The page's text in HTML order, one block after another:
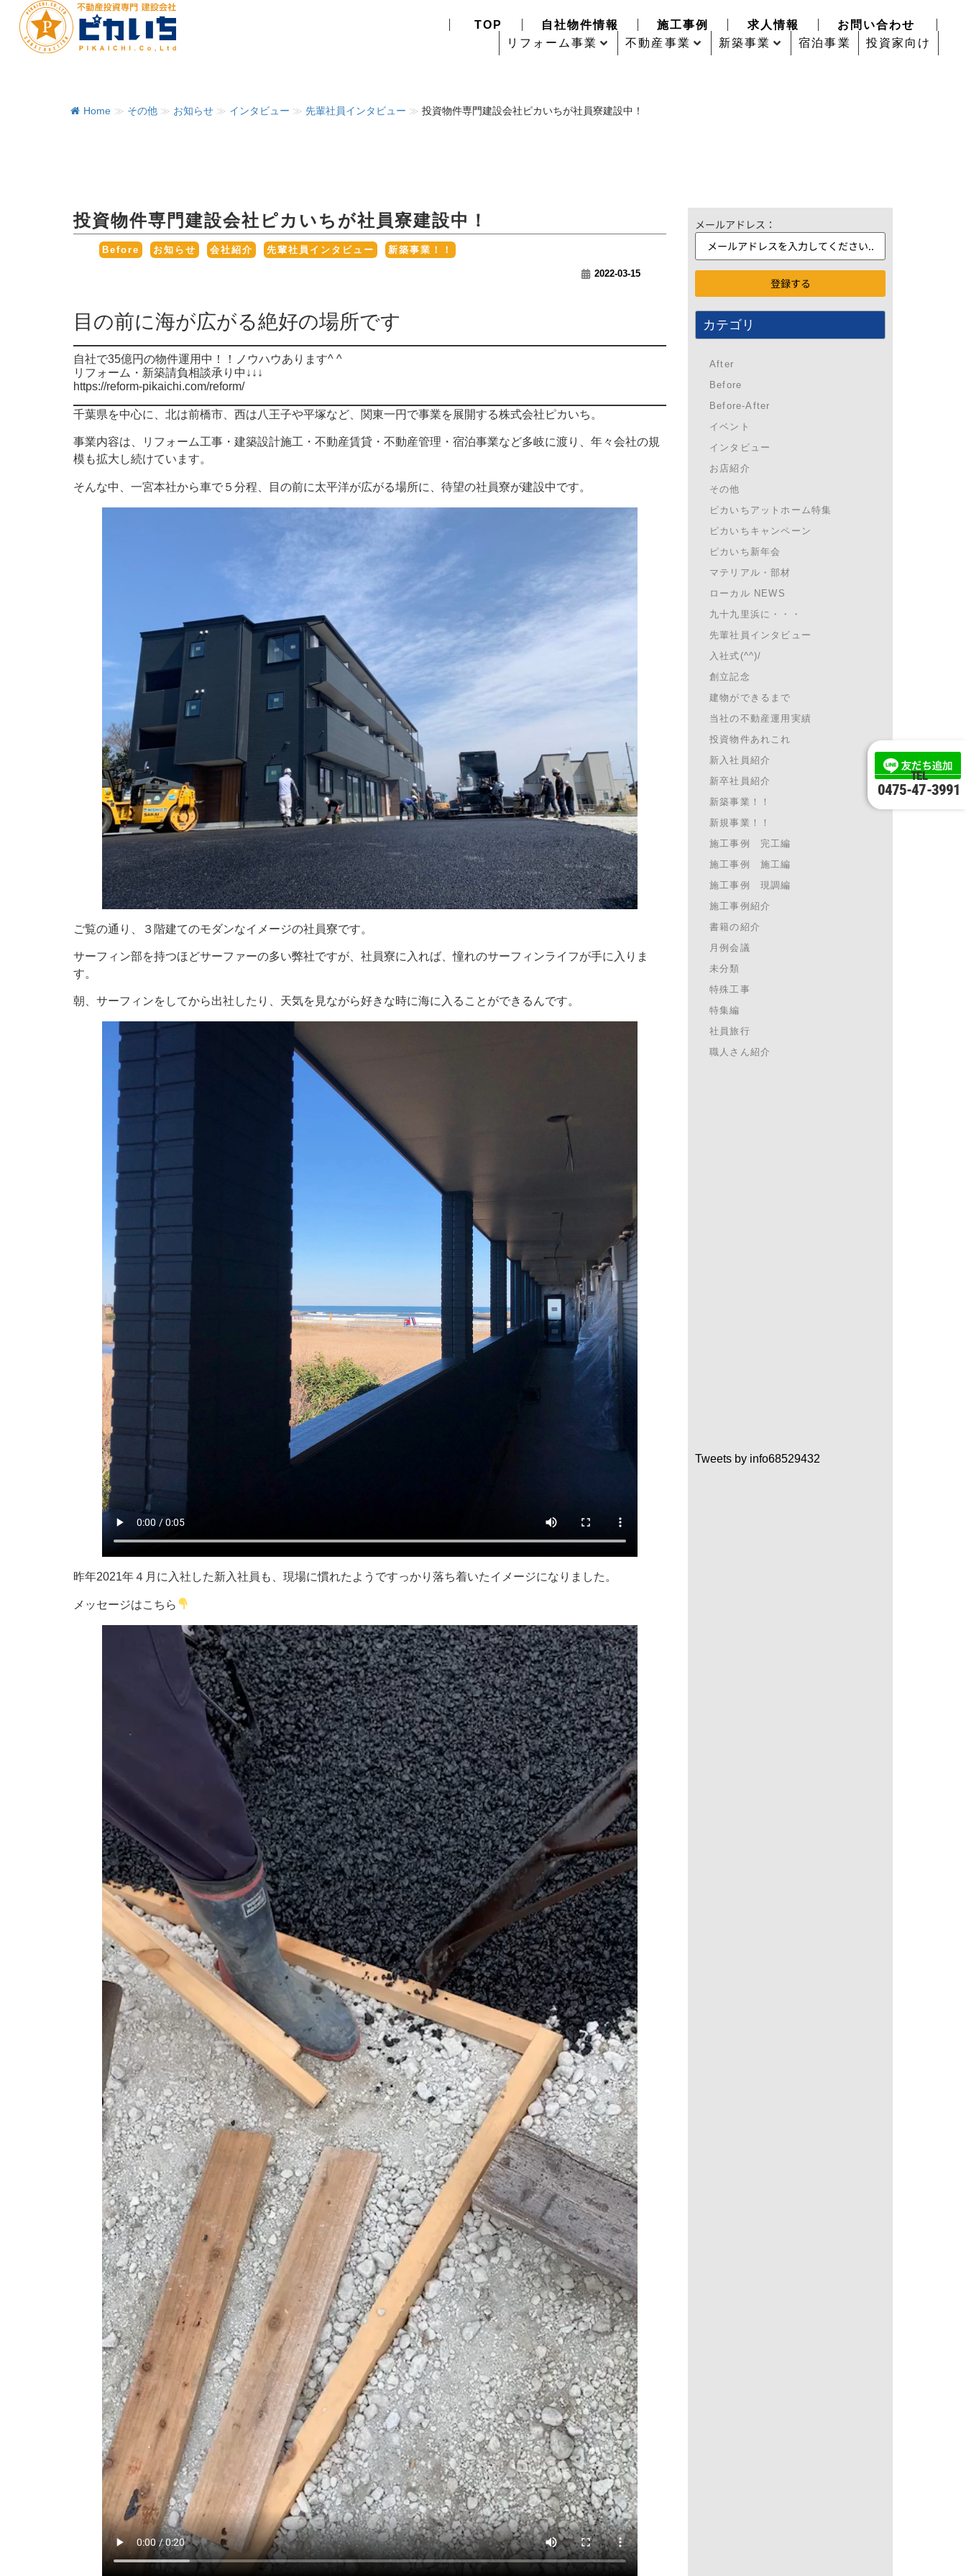
TOP 自社物件情報 施工事例 求人情報
お問い合わせ
リフォーム事業
不動産事業 新築事業 宿泊事業 投資家向け
TEL
0475-47-3991
Home ≫ その他 ≫ お知らせ ≫ インタビュー ≫ 先輩社員インタビュー ≫ 投資物件専門建設会社ピカいちが社員寮建設中！
投資物件専門建設会社ピカいちが社員寮建設中！
Before , お知らせ , 会社紹介 , 先輩社員インタビュー , 新築事業！！
2022-03-15
目の前に海が広がる絶好の場所です
自社で35億円の物件運用中！！ノウハウあります^ ^
リフォーム・新築請負相談承り中↓↓↓
https://reform-pikaichi.com/reform/
千葉県を中心に、北は前橋市、西は八王子や平塚など、関東一円で事業を展開する株式会社ピカいち。
事業内容は、リフォーム工事・建築設計施工・不動産賃貸・不動産管理・宿泊事業など多岐に渡り、年々会社の規
模も拡大し続けています。
そんな中、一宮本社から車で５分程、目の前に太平洋が広がる場所に、待望の社員寮が建設中です。
ご覧の通り、３階建てのモダンなイメージの社員寮です。
サーフィン部を持つほどサーファーの多い弊社ですが、社員寮に入れば、憧れのサーフィンライフが手に入りま
す。
朝、サーフィンをしてから出社したり、天気を見ながら好きな時に海に入ることができるんです。
昨年2021年４月に入社した新入社員も、現場に慣れたようですっかり落ち着いたイメージになりました。
メッセージはこちら
メールアドレス：
カテゴリ
After
Before
Before-After
イベント
インタビュー
お店紹介
その他
ピカいちアットホーム特集
ピカいちキャンペーン
ピカいち新年会
マテリアル・部材
ローカル NEWS
九十九里浜に・・・
先輩社員インタビュー
入社式(^^)/
創立記念
建物ができるまで
当社の不動産運用実績
投資物件あれこれ
新入社員紹介
新卒社員紹介
新築事業！！
新規事業！！
施工事例 完工編
施工事例 施工編
施工事例 現調編
施工事例紹介
書籍の紹介
月例会議
未分類
特殊工事
特集編
社員旅行
職人さん紹介
Tweets by info68529432